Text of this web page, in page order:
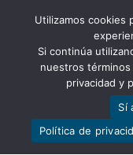
Abrir
DE
Utilizamos cookies
Si continúa
nuestros
privacidad y
Sí
Política de